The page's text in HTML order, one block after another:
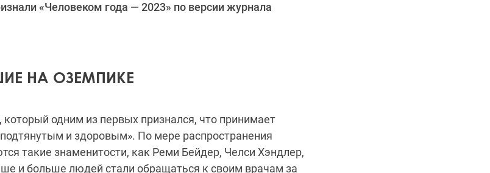
«Человеком года — 2023» по версии журнала
НА ОЗЕМПИКЕ
, который одним из первых признался, что принимает
и здоровым». По мере распространения
такие знаменитости, как Реми Бейдер, Челси Хэндлер,
и больше людей стали обращаться к своим врачам за